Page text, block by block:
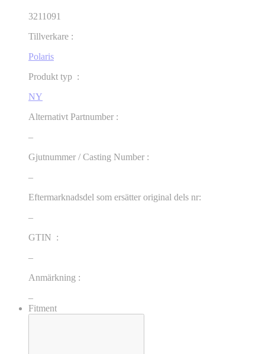
3211091
Tillverkare :
Polaris
Produkt typ :
NY
Alternativt Partnumber :
–
Gjutnummer / Casting Number :
–
Eftermarknadsdel som ersätter original dels nr:
–
GTIN :
–
Anmärkning :
–
Fitment